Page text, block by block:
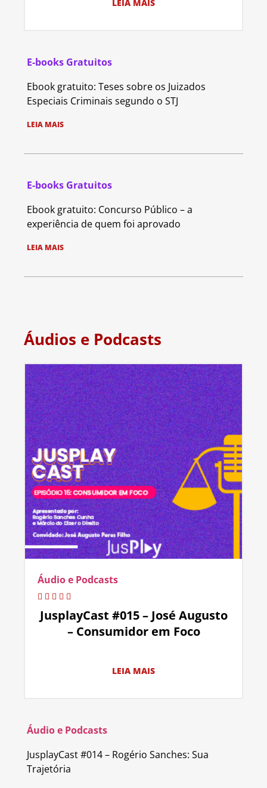
LEIA MAIS
E-books Gratuitos
Ebook gratuito: Teses sobre os Juizados
Especiais Criminais segundo o STJ
LEIA MAIS
E-books Gratuitos
Ebook gratuito: Concurso Público – a
experiência de quem foi aprovado
LEIA MAIS
Áudios e Podcasts
Áudio e Podcasts
JusplayCast #015 – José Augusto
– Consumidor em Foco
LEIA MAIS
Áudio e Podcasts
JusplayCast #014 – Rogério Sanches: Sua
Trajetória